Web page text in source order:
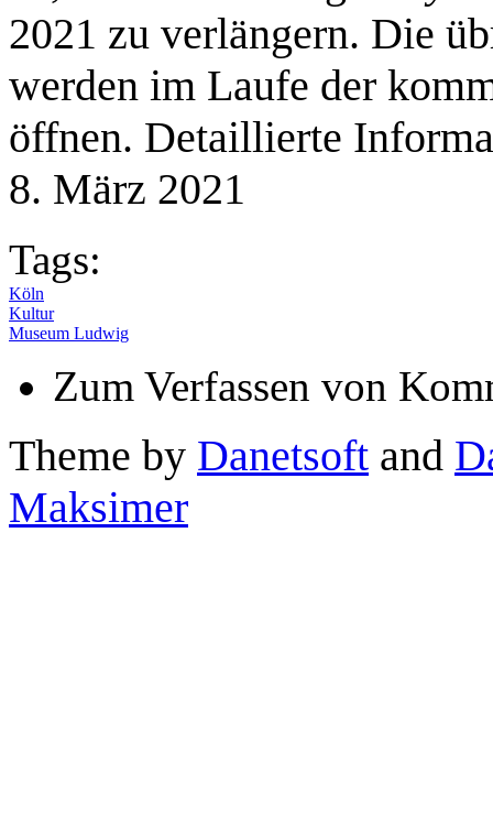
2021 zu verlängern. Die
werden im Laufe der
öffnen. Detaillierte
8. März 2021
Tags:
Köln
Kultur
Museum Ludwig
Zum Verfassen von
Theme by Danetsoft and
Maksimer